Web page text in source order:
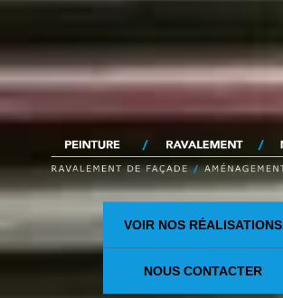
VOIR NOS RÉALISATIONS
NOUS CONTACTER